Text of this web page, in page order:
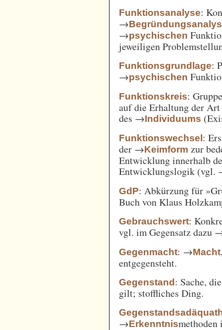
Funktionsanalyse:
→
→psychischen
jeweiligen
Funktionsgrundlage:
→psychischen
Funktionskreis:
auf die Erhaltung der
des →Individuums
Funktionswechsel:
der →Keimform zur
Entwicklung innerhalb
Entwicklungslogik
GdP: Abkürzung für
Buch von Klaus
Gebrauchswert:
vgl. im Gegensatz dazu
Gegenmacht: →Macht
entgegensteht.
Gegenstand: Sache,
gilt; stoffliches Ding.
→Erkenntnismethoden